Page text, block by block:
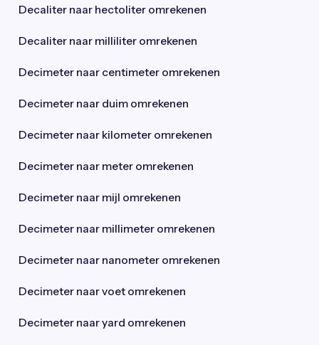
Decaliter naar hectoliter omrekenen
Decaliter naar milliliter omrekenen
Decimeter naar centimeter omrekenen
Decimeter naar duim omrekenen
Decimeter naar kilometer omrekenen
Decimeter naar meter omrekenen
Decimeter naar mijl omrekenen
Decimeter naar millimeter omrekenen
Decimeter naar nanometer omrekenen
Decimeter naar voet omrekenen
Decimeter naar yard omrekenen